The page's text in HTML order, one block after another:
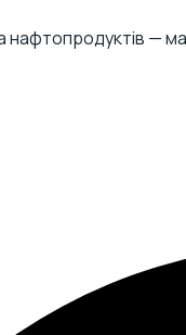
нафтопродуктів —